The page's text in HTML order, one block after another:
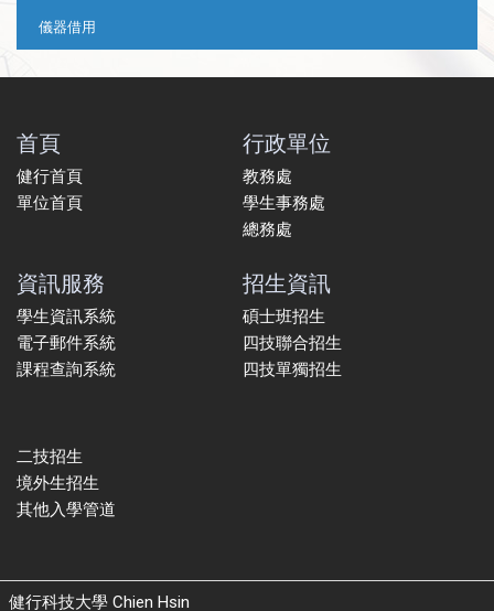
儀器借用
首頁
健行首頁
單位首頁
行政單位
教務處
學生事務處
總務處
資訊服務
學生資訊系統
電子郵件系統
課程查詢系統
招生資訊
碩士班招生
四技聯合招生
四技單獨招生
二技招生
境外生招生
其他入學管道
健行科技大學 Chien Hsin